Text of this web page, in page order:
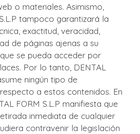
o materiales. Asimismo,
tampoco garantizará la
exactitud, veracidad,
de páginas ajenas a su
se pueda acceder por
Por lo tanto, DENTAL
ningún tipo de
a estos contenidos. En
FORM S.L.P manifiesta que
inmediata de cualquier
contravenir la legislación